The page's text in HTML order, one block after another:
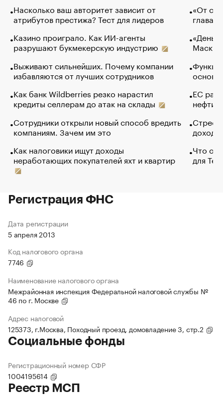
Насколько ваш авторитет зависит от
атрибутов престижа? Тест для лидеров
Казино проиграло. Как ИИ-агенты
разрушают букмекерскую индустрию
Выживают сильнейших. Почему компании
избавляются от лучших сотрудников
Как банк Wildberries резко нарастил
кредиты селлерам до атак на склады
Сотрудники открыли новый способ вредить
компаниям. Зачем им это
Как налоговики ищут доходы
неработающих покупателей яхт и квартир
«От
глава
Маск в
основ
ЕС
нефти
Что
для
Регистрация ФНС
Дата регистрации
5 апреля 2013
Код налогового органа
7746
Наименование налогового органа
Межрайонная инспекция Федеральной налоговой службы №
46 по г. Москве
Адрес налоговой
125373, г.Москва, Походный проезд, домовладение 3, стр.2
Социальные фонды
Регистрационный номер СФР
1004195614
Реестр МСП